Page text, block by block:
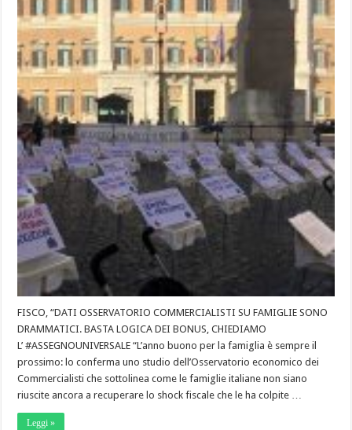
FISCO, “DATI OSSERVATORIO COMMERCIALISTI SU FAMIGLIE SONO
DRAMMATICI. BASTA LOGICA DEI BONUS, CHIEDIAMO
L’ #ASSEGNOUNIVERSALE “L’anno buono per la famiglia è sempre il
prossimo: lo conferma uno studio dell’Osservatorio economico dei
Commercialisti che sottolinea come le famiglie italiane non siano
riuscite ancora a recuperare lo shock fiscale che le ha colpite …
Leggi »